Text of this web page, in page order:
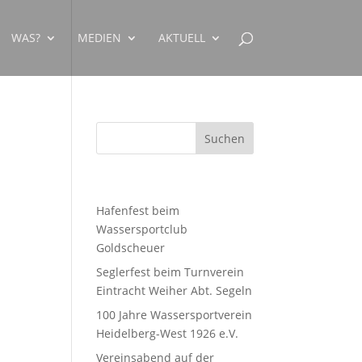
WAS? MEDIEN AKTUELL
Hafenfest beim
Wassersportclub
Goldscheuer
Seglerfest beim Turnverein
Eintracht Weiher Abt. Segeln
100 Jahre Wassersportverein
Heidelberg-West 1926 e.V.
Vereinsabend auf der